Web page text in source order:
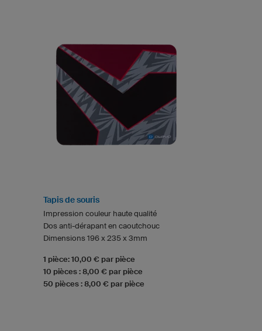
Tapis de souris
Impression couleur haute qualité
Dos anti-dérapant en caoutchouc
Dimensions 196 x 235 x 3mm
1 pièce: 10,00 € par pièce
10 pièces : 8,00 € par pièce
50 pièces : 8,00 € par pièce